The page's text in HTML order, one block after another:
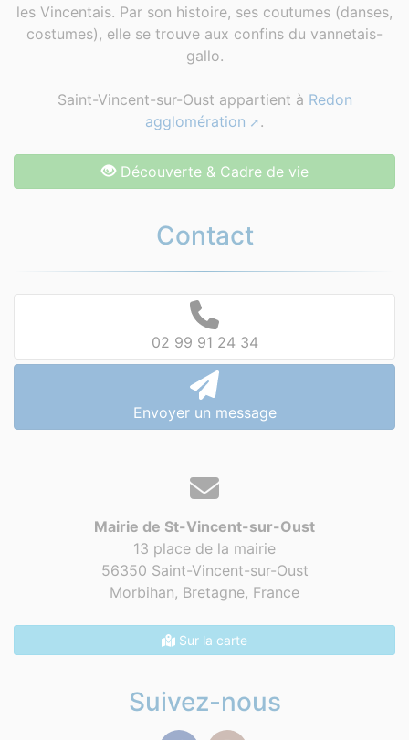
les Vincentais. Par son histoire, ses coutumes (danses,
costumes), elle se trouve aux confins du vannetais-
gallo.
Saint-Vincent-sur-Oust appartient à Redon
agglomération
.
Découverte & Cadre de vie
Contact
02 99 91 24 34
Envoyer un message
Mairie de St-Vincent-sur-Oust
13 place de la mairie
56350 Saint-Vincent-sur-Oust
Morbihan, Bretagne, France
Sur la carte
Suivez-nous